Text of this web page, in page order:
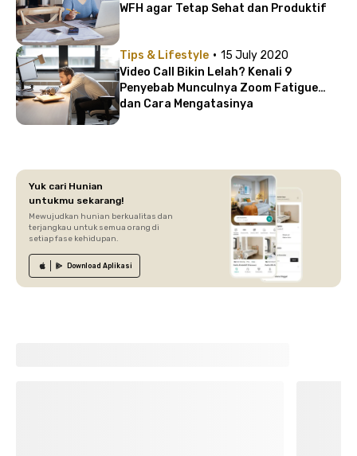
WFH agar Tetap Sehat dan Produktif
Tips & Lifestyle · 15 July 2020
Video Call Bikin Lelah? Kenali 9
Penyebab Munculnya Zoom Fatigue
dan Cara Mengatasinya
Yuk cari Hunian
untukmu sekarang!
Mewujudkan hunian berkualitas dan
terjangkau untuk semua orang di
setiap fase kehidupan.
Download Aplikasi